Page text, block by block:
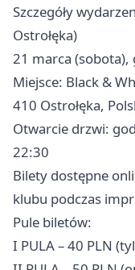
Szczegóły
Ostrołęka)
21 marca (sobota),
Miejsce: Black &
410 Ostrołęka,
Otwarcie drzwi:
22:30
Bilety dostępne
klubu podczas
Pule biletów:
I PULA – 40 PLN